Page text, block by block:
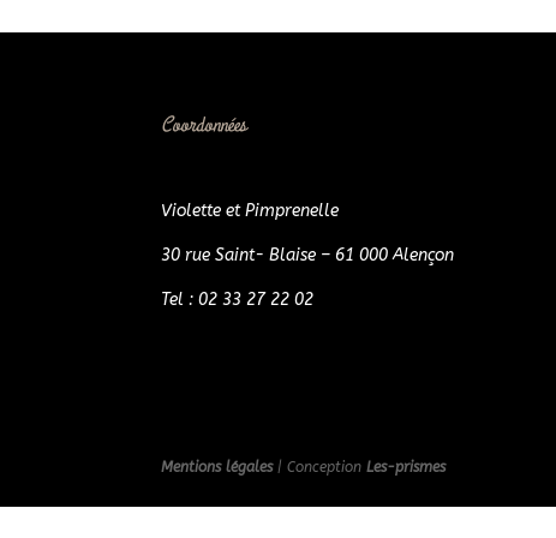
Coordonnées
Violette et Pimprenelle
30 rue Saint- Blaise – 61 000 Alençon
Tel : 02 33 27 22 02
Mentions légales | ConceptionLes-prismes